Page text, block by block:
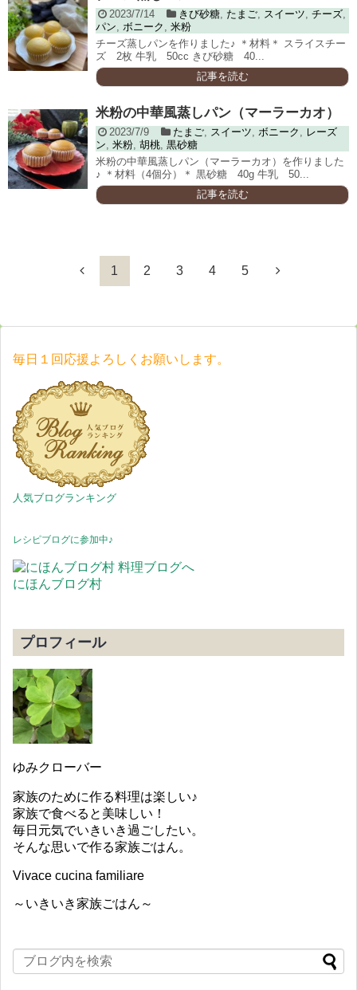
2023/7/14 きび砂糖, たまご, スイーツ, チーズ,
パン, ボニーク , 米粉
チーズ蒸しパンを作りました♪ ＊材料＊ スライスチー
ズ 2枚 牛乳 50cc きび砂糖 40...
記事を読む
米粉の中華風蒸しパン（マーラーカオ）
2023/7/9 たまご, スイーツ, ボニーク , レーズ
ン, 米粉, 胡桃, 黒砂糖
米粉の中華風蒸しパン（マーラーカオ）を作りました
♪ ＊材料（4個分）＊ 黒砂糖 40g 牛乳 50...
記事を読む
1 2 3 4 5
毎日１回応援よろしくお願いします。
人気ブログランキング
レシピブログに参加中♪
にほんブログ村
プロフィール
ゆみクローバー
家族のために作る料理は楽しい♪
家族で食べると美味しい！
毎日元気でいきいき過ごしたい。
そんな思いで作る家族ごはん。
Vivace cucina familiare
～いきいき家族ごはん～